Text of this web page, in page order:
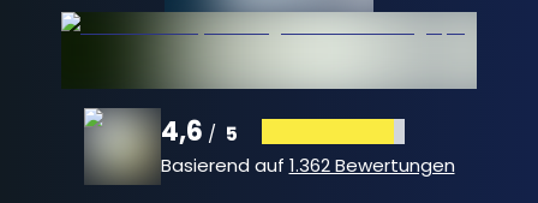
4,6 / 5
Basierend auf 1.362 Bewertungen